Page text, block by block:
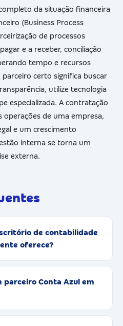
da situação financeira
(Business Process
de processos
e a receber, conciliação
tempo e recursos
parceiro certo significa buscar
utilize tecnologia
especializada. A contratação
operações de uma empresa,
e um crescimento
interna se torna um
externa.
de contabilidade
oferece?
parceiro Conta Azul em